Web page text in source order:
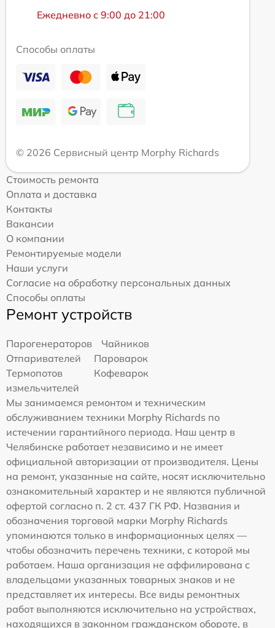
Ежедневно с 9:00 до 21:00
Способы оплаты
© 2026 Сервисный центр Morphy Richards
Стоимость ремонта
Оплата и доставка
Контакты
Вакансии
О компании
Ремонтируемые модели
Наши услуги
Согласие на обработку персональных данных
Способы оплаты
Ремонт устройств
Парогенераторов
Чайников
Отпаривателей
Пароварок
Термопотов
Кофеварок
измельчителей
Мы занимаемся ремонтом и техническим
обслуживанием техники Morphy Richards по
истечении гарантийного периода. Наш центр в
Челябинске работает независимо и не имеет
официальной авторизации от производителя. Цены
на ремонт, указанные на сайте, носят исключительно
ознакомительный характер и не являются публичной
офертой согласно п. 2 ст. 437 ГК РФ. Названия и
обозначения торговой марки Morphy Richards
упоминаются только в информационных целях —
чтобы обозначить перечень техники, с которой мы
работаем. Наша организация не аффилирована с
владельцами указанных товарных знаков и не
представляет их интересы. Все виды ремонтных
работ выполняются исключительно на устройствах,
находящихся в законном гражданском обороте, в